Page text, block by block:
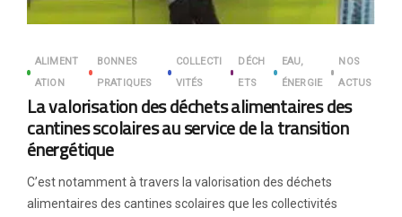
ALIMENT
ATION
BONNES
PRATIQUES
COLLECTI
VITÉS
DÉCH
ETS
EAU,
ÉNERGIE
NOS
ACTUS
La valorisation des déchets alimentaires des
cantines scolaires au service de la transition
énergétique
C’est notamment à travers la valorisation des déchets
alimentaires des cantines scolaires que les collectivités